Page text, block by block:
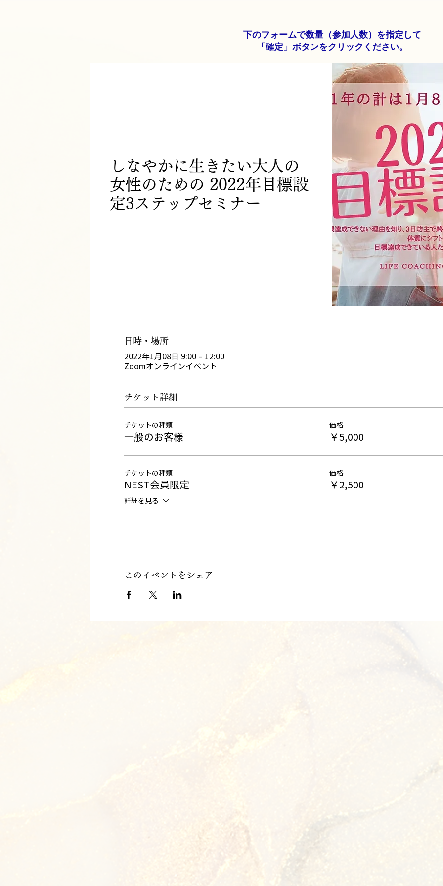
下のフォームで数量（参加人数）を指定して
「確定」ボタンをクリックください。
しなやかに生きたい大人の
女性のための 2022年目標設
定3ステップセミナー
日時・場所
2022年1月08日 9:00 – 12:00
Zoomオンラインイベント
チケット詳細
チケットの種類
一般のお客様
価格
￥5,000
チケットの種類
NEST会員限定
詳細を見る
価格
￥2,500
このイベントをシェア